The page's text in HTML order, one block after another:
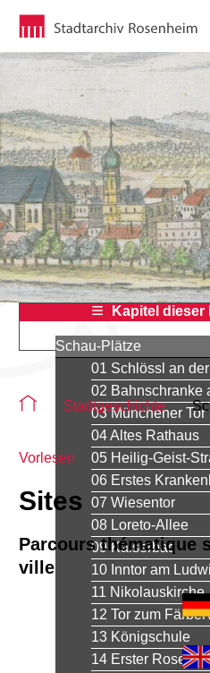
Kapitel
Schau-Plätze
01 Schlössl an
02 Bahnschranke
03 Münchener Tor
04 Altes Rathaus
05 Heilig-Geist-
06 Erstes
07 Wiesentor
08 Loreto-Allee
09 Kaiserbad
10 Inntor am
11 Nikolauskirche
12 Tor zum
13 Königschule
14 Erster
Sie befinden sich auf der
Stadtgeschichte
Vorlesen
Sites
Parcours thématique
ville